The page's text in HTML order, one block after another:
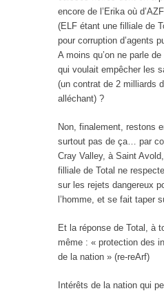
encore de l’Erika où
(ELF étant une filliale de
pour corruption d’agents
A moins qu’on ne parle
qui voulait empêcher les
(un contrat de 2 milliards
alléchant) ?
Non, finalement, restons
surtout pas de ça… par
Cray Valley, à Saint
filliale de Total ne
sur les rejets dangereux
l’homme, et se fait taper
Et la réponse de Total, à
même : « protection des
de la nation » (re-reArf)
Intérêts de la nation qui